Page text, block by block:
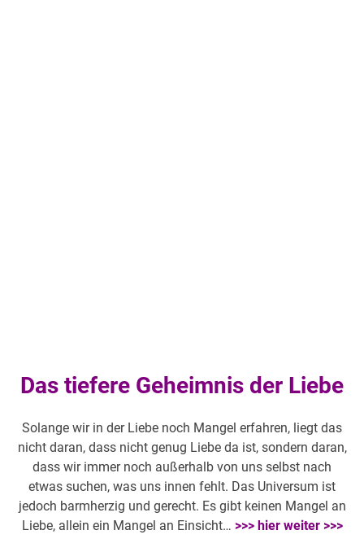
Das tiefere Geheimnis der Liebe
Solange wir in der Liebe noch Mangel erfahren, liegt das
nicht daran, dass nicht genug Liebe da ist, sondern daran,
dass wir immer noch außerhalb von uns selbst nach
etwas suchen, was uns innen fehlt. Das Universum ist
jedoch barmherzig und gerecht. Es gibt keinen Mangel an
Liebe, allein ein Mangel an Einsicht… >>> hier weiter >>>